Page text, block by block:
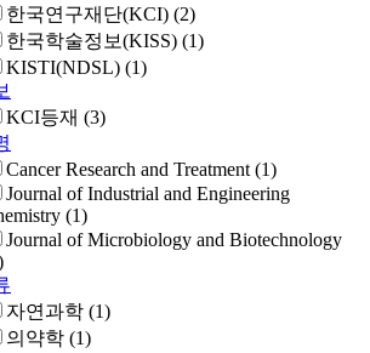
한국연구재단(KCI) (2)
한국학술정보(KISS) (1)
KISTI(NDSL) (1)
KCI등재 (3)
Cancer Research and Treatment (1)
Journal of Industrial and Engineering
(1)
Journal of Microbiology and Biotechnology
자연과학 (1)
의약학 (1)